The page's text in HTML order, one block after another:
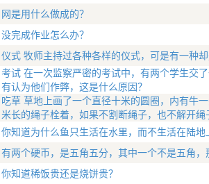
网是用什么做成的？
没完成作业怎么办？
仪式 牧师主持过各种各样的仪式，可是有一种
考试 在一次监察严密的考试中，有两个学生交
有认为他们作弊，这是什么原因？
吃草 草地上画了一个直径十米的圆圈，内有牛
米长的绳子栓着，如果不割断绳子，也不解开
你知道为什么鱼只生活在水里，而不生活在陆地
有两个硬币，是五角五分，其中一个不是五角，
你知道稀饭贵还是烧饼贵？